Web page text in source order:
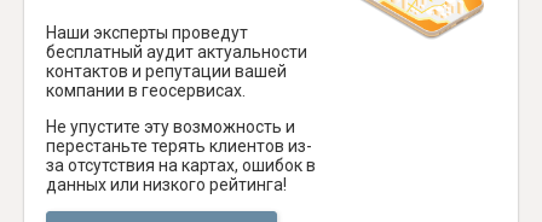
Наши эксперты проведут
бесплатный аудит актуальности
контактов и репутации вашей
компании в геосервисах.
Не упустите эту возможность и
перестаньте терять клиентов из-
за отсутствия на картах, ошибок в
данных или низкого рейтинга!